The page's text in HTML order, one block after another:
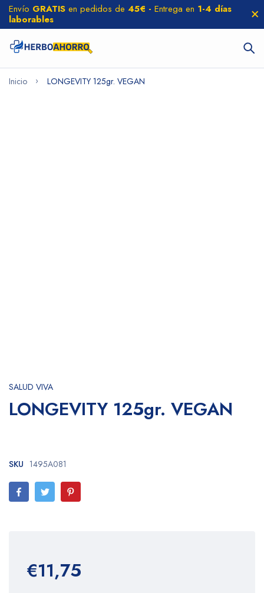
Envío GRATIS en pedidos de 45€ - Entrega en 1-4 días
laborables
Inicio LONGEVITY 125gr. VEGAN
SALUD VIVA
LONGEVITY 125gr. VEGAN
SKU 1495A081
€11,75